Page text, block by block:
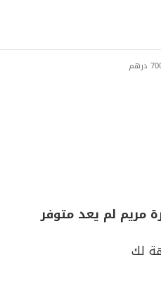
مريم لم يعد متوفر
لك